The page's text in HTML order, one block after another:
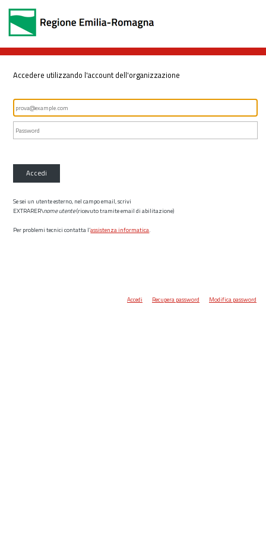
Accedere utilizzando l'account dell'organizzazione
Accedi
Se sei un utente esterno, nel campo email, scrivi
EXTRARER\nome utente(ricevuto tramite email di abilitazione)
Per problemi tecnici contatta l’assistenza informatica.
Accedi Recupera password Modifica password